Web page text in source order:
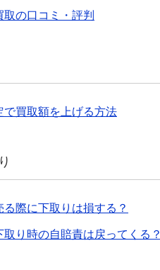
取の口コミ・評判
で買取額を上げる方法
る際に下取りは損する？
取り時の自賠責は戻ってくる？